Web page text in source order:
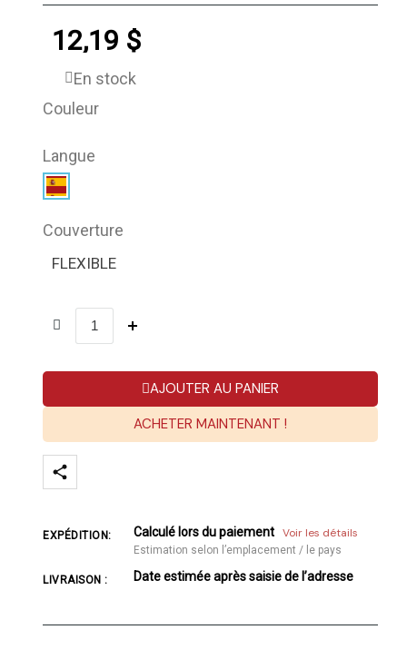
12,19 $
En stock
Couleur
Langue
Couverture
FLEXIBLE
AJOUTER AU PANIER
ACHETER MAINTENANT !
EXPÉDITION: Calculé lors du paiement Voir les détails
Estimation selon l’emplacement / le pays
LIVRAISON : Date estimée après saisie de l’adresse